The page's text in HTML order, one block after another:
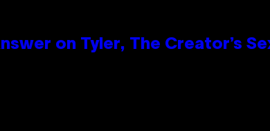
on Tyler, The Creator’s